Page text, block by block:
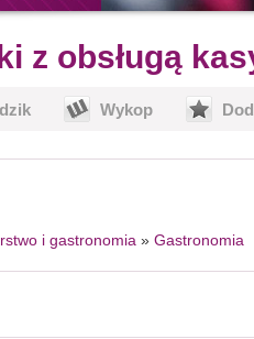
z obsługą
Wykop
i gastronomia » Gastronomia